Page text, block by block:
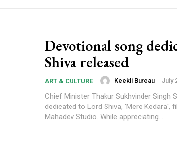
Devotional song
Shiva released
ART & CULTURE Keekli Bureau - July
Chief Minister Thakur Sukhvinder Singh
dedicated to Lord Shiva, 'Mere Kedara',
Mahadev Studio. While appreciating...